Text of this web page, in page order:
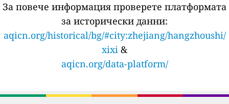
За повече информация проверете платформата
за исторически данни:
aqicn.org/historical/bg/#city:zhejiang/hangzhoushi/
xixi &
aqicn.org/data-platform/